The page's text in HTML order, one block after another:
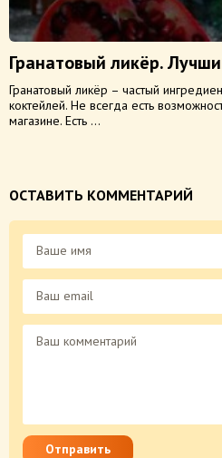
Гранатовый ликёр.
Гранатовый ликёр – частый
коктейлей. Не всегда есть
магазине. Есть ...
ОСТАВИТЬ КОММЕНТАРИЙ
Отправить